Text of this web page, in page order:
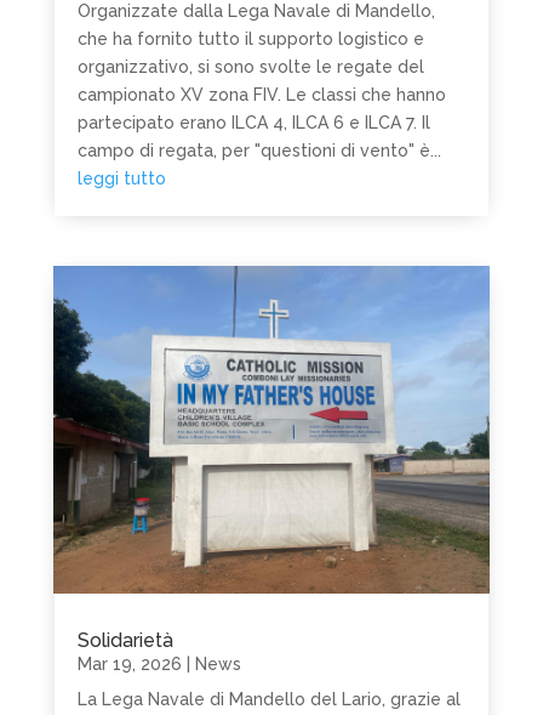
Organizzate dalla Lega Navale di Mandello,
che ha fornito tutto il supporto logistico e
organizzativo, si sono svolte le regate del
campionato XV zona FIV. Le classi che hanno
partecipato erano ILCA 4, ILCA 6 e ILCA 7. Il
campo di regata, per "questioni di vento" è...
leggi tutto
Solidarietà
Mar 19, 2026
News
La Lega Navale di Mandello del Lario, grazie al